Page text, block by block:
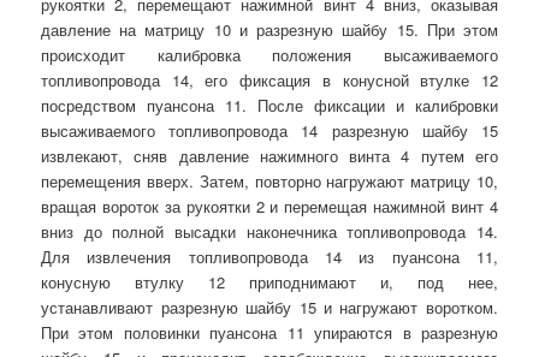
давление на матрицу 10 и разрезную шайбу 15. При этом
происходит калибровка положения высаживаемого
топливопровода 14, его фиксация в конусной втулке 12
посредством пуансона 11. После фиксации и калибровки
высаживаемого топливопровода 14 разрезную шайбу 15
извлекают, сняв давление нажимного винта 4 путем его
перемещения вверх. Затем, повторно нагружают матрицу 10,
вращая вороток за рукоятки 2 и перемещая нажимной винт 4
вниз до полной высадки наконечника топливопровода 14.
Для извлечения топливопровода 14 из пуансона 11,
конусную втулку 12 приподнимают и, под нее,
устанавливают разрезную шайбу 15 и нагружают воротком.
При этом половинки пуансона 11 упираются в разрезную